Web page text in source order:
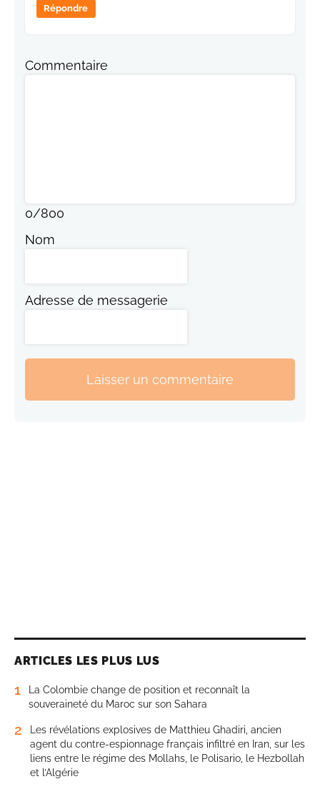
Répondre
Commentaire
0/800
Nom
Adresse de messagerie
Laisser un commentaire
ARTICLES LES PLUS LUS
1
La Colombie change de position et reconnaît la
souveraineté du Maroc sur son Sahara
2
Les révélations explosives de Matthieu Ghadiri, ancien
agent du contre-espionnage français infiltré en Iran, sur les
liens entre le régime des Mollahs, le Polisario, le Hezbollah
et l’Algérie